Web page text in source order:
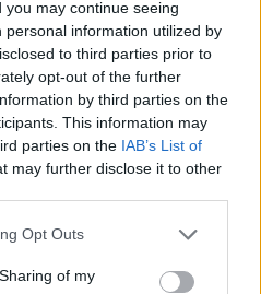
may continue seeing
information utilized by
to third parties prior to
opt-out of the further
by third parties on the
This information may
parties on the IAB’s List of
may further disclose it to other
Opt Outs
of my
внимание на скорость
этой скорости до 4х атак в
снято. У меня спокойно
, камней особо на скорку нет,
не знаю.
сейчас?
таблицы по порогам
скорки даёт баф на
стаков по-моему. При
получается в